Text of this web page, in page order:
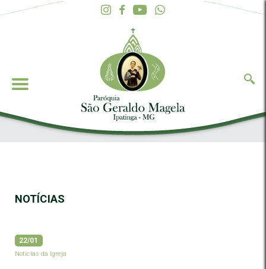
NOTÍCIAS
22/01
Notícias da Igreja